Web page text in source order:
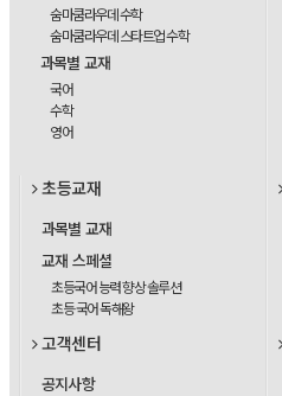
숨마쿰라우데 수학
숨마쿰라우데 스타트업 수학
과목별 교재
국어
수학
영어
초등교재
과목별 교재
교재 스페셜
초등국어 능력 향상 솔루션
초등 국어 독해왕
고객센터
공지사항